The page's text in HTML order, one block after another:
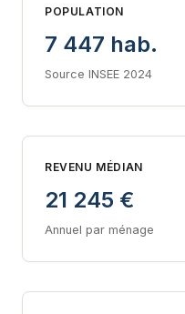
POPULATION
7 447 hab.
Source INSEE 2024
REVENU MÉDIAN
21 245 €
Annuel par ménage